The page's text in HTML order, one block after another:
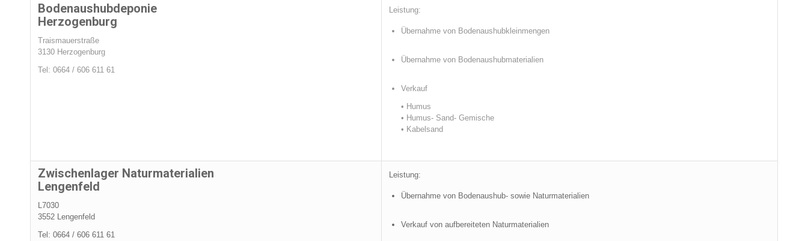
Bodenaushubdeponie
Herzogenburg
Traismauerstraße
3130 Herzogenburg
Tel: 0664 / 606 611 61
Leistung:
Übernahme von Bodenaushubkleinmengen
Übernahme von Bodenaushubmaterialien
Verkauf
• Humus
• Humus- Sand- Gemische
• Kabelsand
Zwischenlager Naturmaterialien
Lengenfeld
L7030
3552 Lengenfeld
Tel: 0664 / 606 611 61
Leistung:
Übernahme von Bodenaushub- sowie Naturmaterialien
Verkauf von aufbereiteten Naturmaterialien